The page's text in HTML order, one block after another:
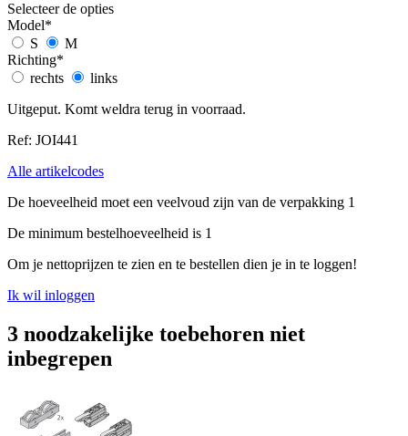
Selecteer de opties
Model*
S
M
Richting*
rechts
links
Uitgeput. Komt weldra terug in voorraad.
Ref: JOI441
Alle artikelcodes
De hoeveelheid moet een veelvoud zijn van de verpakking 1
De minimum bestelhoeveelheid is 1
Om je nettoprijzen te zien en te bestellen dien je in te loggen!
Ik wil inloggen
3 noodzakelijke toebehoren niet
inbegrepen